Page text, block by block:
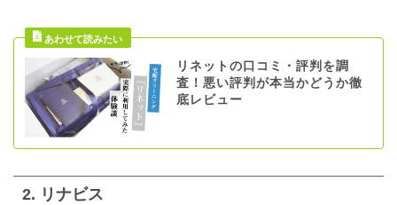
リネットの口コミ・評判を調
査！悪い評判が本当かどうか徹
底レビュー
2. リナビス